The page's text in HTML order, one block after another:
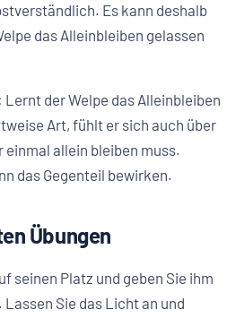
Es kann deshalb
das Alleinbleiben gelassen
der Welpe das Alleinbleiben
Art, fühlt er sich auch über
einmal allein bleiben muss.
das Gegenteil bewirken.
Übungen
seinen Platz und geben Sie ihm
Sie das Licht an und